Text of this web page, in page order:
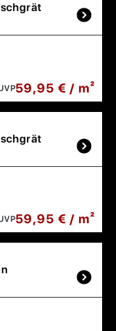
59,95 € / m²
59,95 € / m²